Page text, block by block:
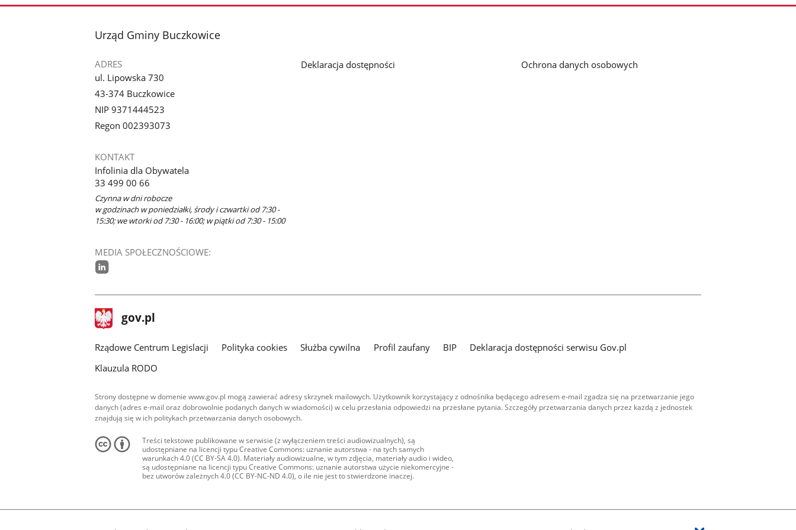
stopka
Urząd Gminy Buczkowice
ADRES
ul. Lipowska 730
43-374 Buczkowice
NIP 9371444523
Regon 002393073
KONTAKT
Infolinia dla Obywatela
33 499 00 66
Czynna w dni robocze
w godzinach w poniedziałki, środy i czwartki od 7:30 -
15:30; we wtorki od 7:30 - 16:00; w piątki od 7:30 - 15:00
MEDIA SPOŁECZNOŚCIOWE:
Deklaracja dostępności Ochrona danych osobowych
stopka
gov.pl Strona
gov.pl
Rządowe Centrum Legislacji Polityka cookies Służba cywilna Profil zaufany BIP
Deklaracja dostępności serwisu Gov.pl
Klauzula RODO
Strony dostępne w domenie www.gov.pl mogą zawierać adresy skrzynek mailowych. Użytkownik korzystający z odnośnika będącego adresem e-mail zgadza się na przetwarzanie jego
danych (adres e-mail oraz dobrowolnie podanych danych w wiadomości) w celu przesłania odpowiedzi na przesłane pytania. Szczegóły przetwarzania danych przez każdą z jednostek
znajdują się w ich politykach przetwarzania danych osobowych.
Treści tekstowe publikowane w serwisie (z wyłączeniem treści audiowizualnych), są
udostępniane na licencji typu Creative Commons: uznanie autorstwa - na tych samych
warunkach 4.0 (CC BY-SA 4.0). Materiały audiowizualne, w tym zdjęcia, materiały audio i wideo,
są udostępniane na licencji typu Creative Commons: uznanie autorstwa użycie niekomercyjne -
bez utworów zależnych 4.0 (CC BY-NC-ND 4.0), o ile nie jest to stwierdzone inaczej.